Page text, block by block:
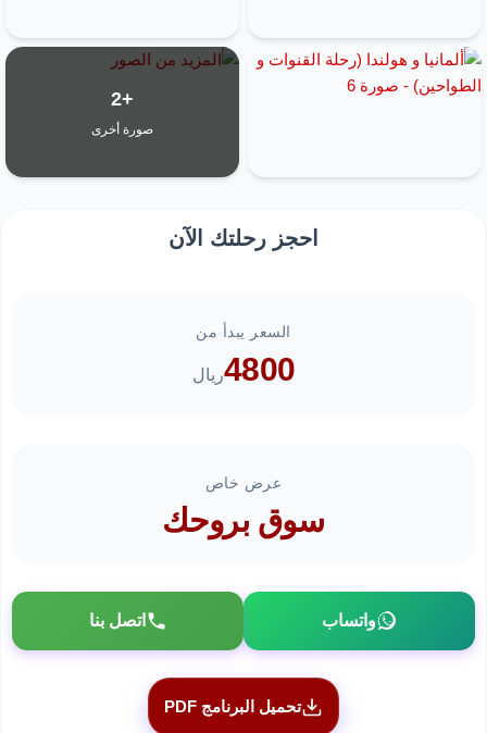
+2
صورة أخرى
احجز رحلتك الآن
السعر يبدأ من
4800ريال
عرض خاص
سوق بروحك
واتساب اتصل بنا
تحميل البرنامج PDF